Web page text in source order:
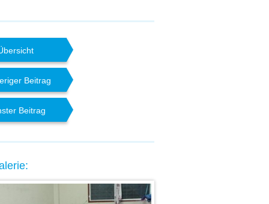
Beitrag
Beitrag